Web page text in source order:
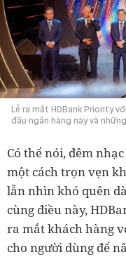
Lễ ra mắt HDBank Priority
đầu ngân hàng này và
Có thể nói, đêm
một cách trọn vẹn
lẫn nhìn khó quên
cùng điều này,
ra mắt khách hàng
cho người dùng để